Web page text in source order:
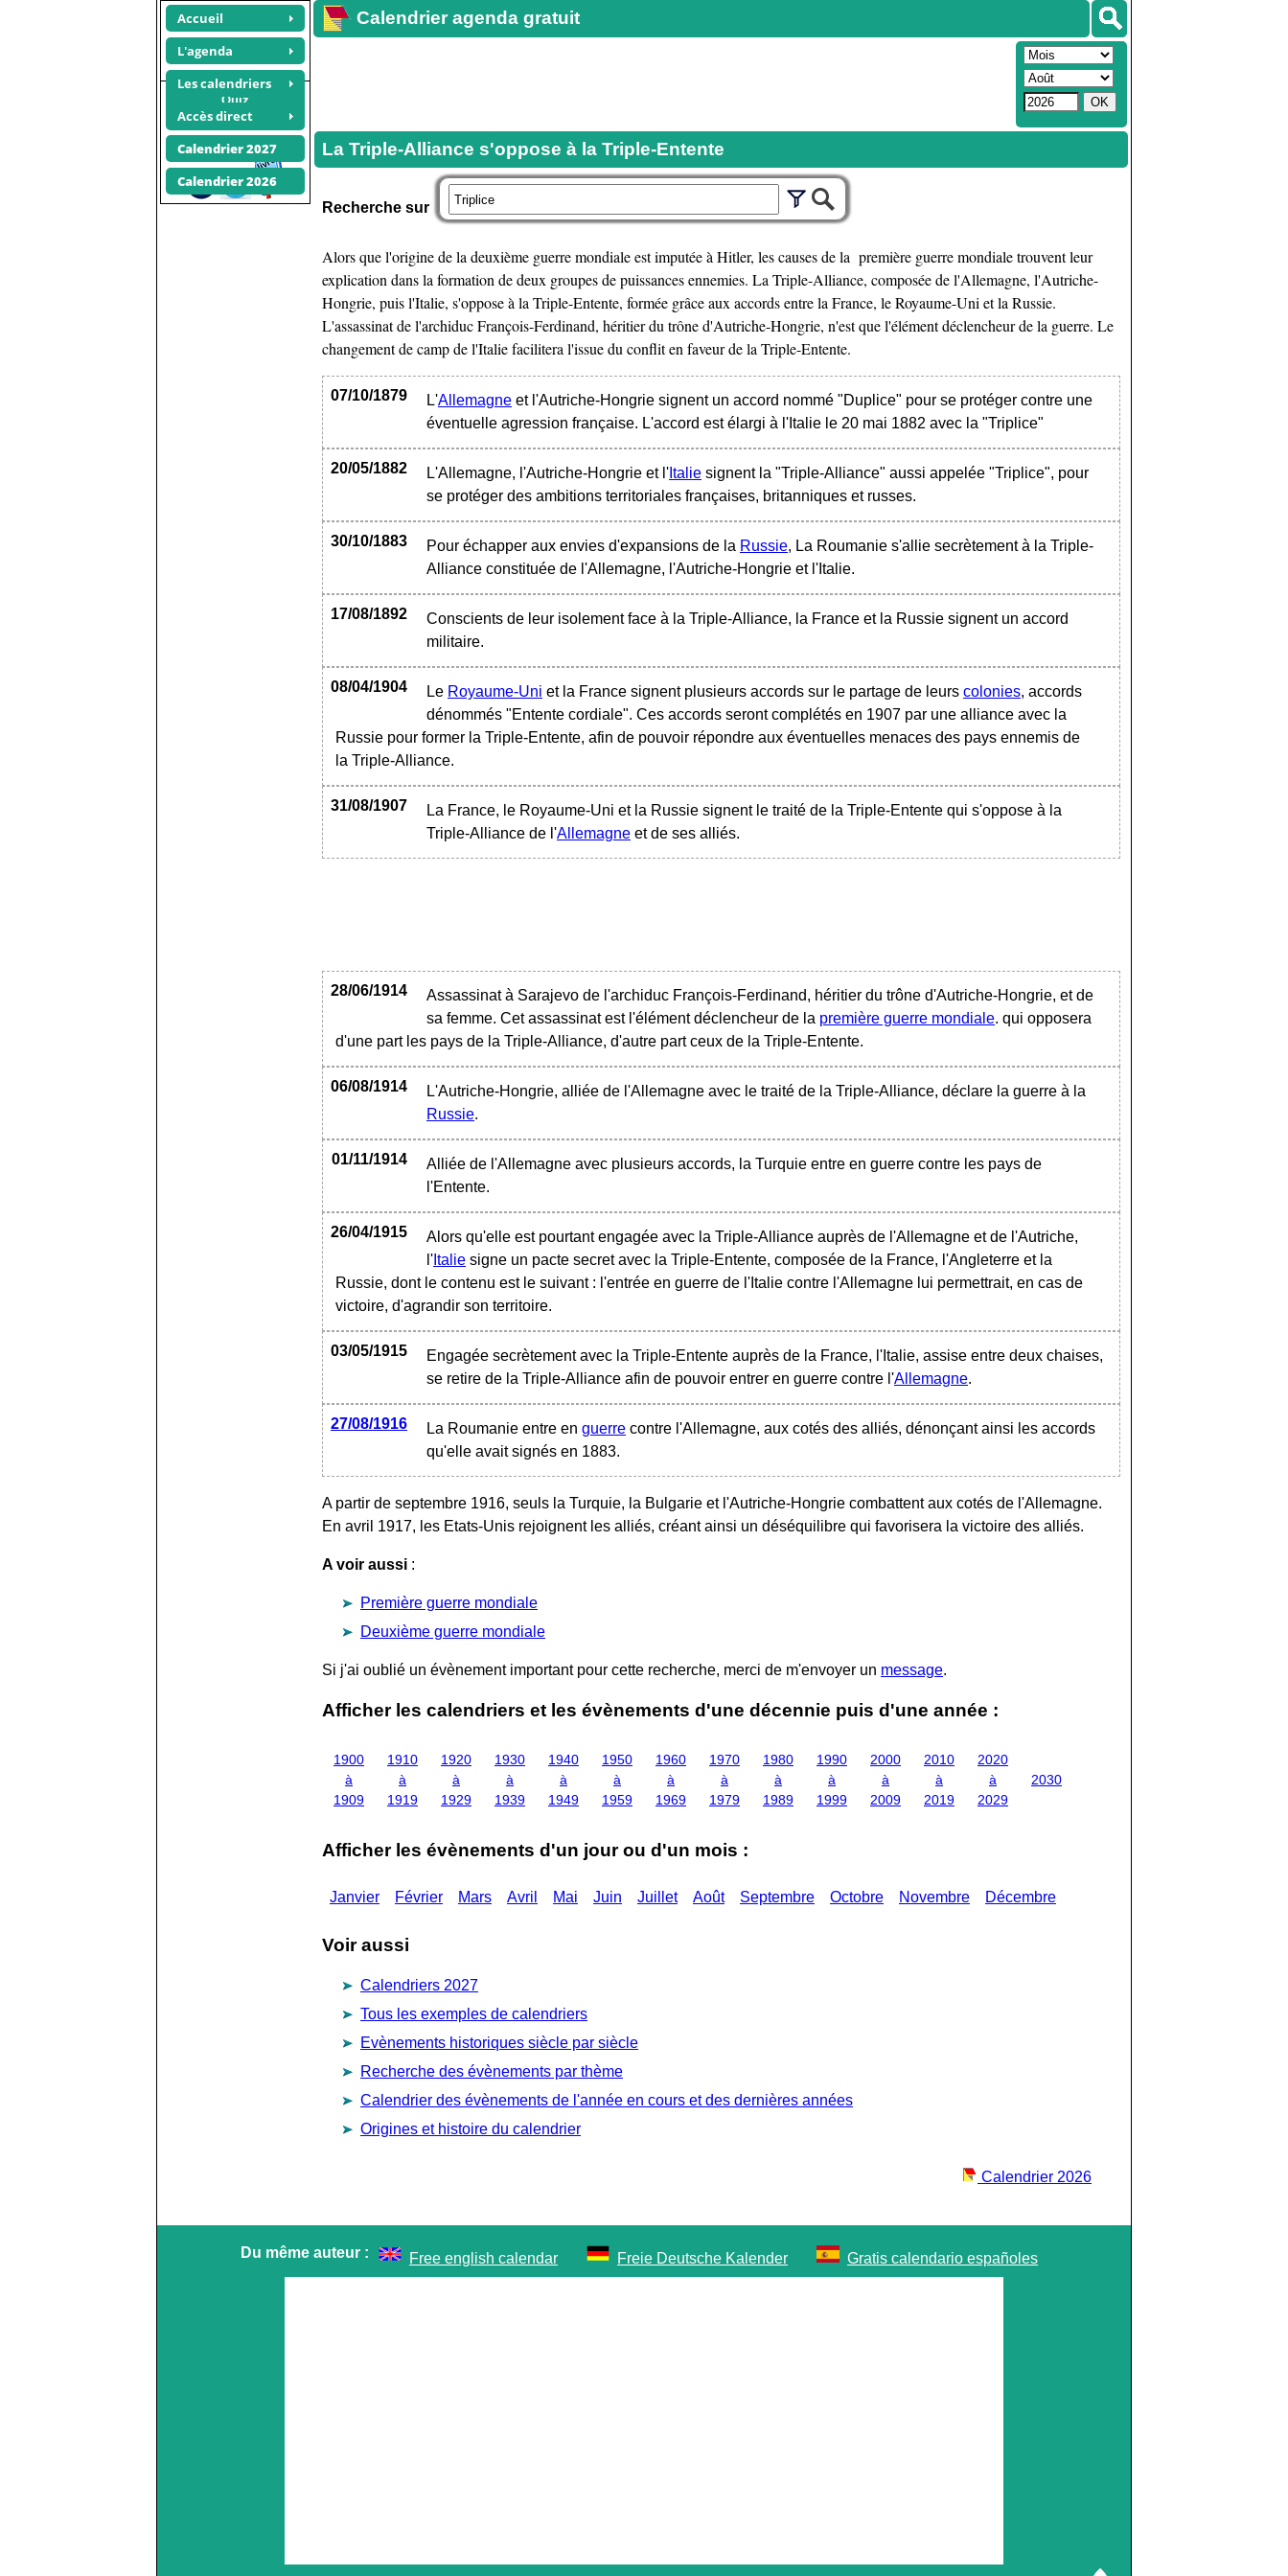
Accueil
L'agenda
Les calendriers
Accès direct
Calendrier 2027
Calendrier 2026
Calendrier agenda gratuit
La Triple-Alliance s'oppose à la Triple-Entente
Recherche sur
Alors que l'origine de la deuxième guerre mondiale est imputée à Hitler, les causes de la première guerre mondiale trouvent leur
explication dans la formation de deux groupes de puissances ennemies. La Triple-Alliance, composée de l'Allemagne, l'Autriche-
Hongrie, puis l'Italie, s'oppose à la Triple-Entente, formée grâce aux accords entre la France, le Royaume-Uni et la Russie.
L'assassinat de l'archiduc François-Ferdinand, héritier du trône d'Autriche-Hongrie, n'est que l'élément déclencheur de la guerre. Le
changement de camp de l'Italie facilitera l'issue du conflit en faveur de la Triple-Entente.
07/10/1879 L'Allemagne et l'Autriche-Hongrie signent un accord nommé "Duplice" pour se protéger contre une
éventuelle agression française. L'accord est élargi à l'Italie le 20 mai 1882 avec la "Triplice"
20/05/1882 L'Allemagne, l'Autriche-Hongrie et l' Italie signent la "Triple-Alliance" aussi appelée "Triplice", pour
se protéger des ambitions territoriales françaises, britanniques et russes.
30/10/1883 Pour échapper aux envies d'expansions de la Russie, La Roumanie s'allie secrètement à la Triple-
Alliance constituée de l'Allemagne, l'Autriche-Hongrie et l'Italie.
17/08/1892
Conscients de leur isolement face à la Triple-Alliance, la France et la Russie signent un accord
militaire.
08/04/1904 Le Royaume-Uni et la France signent plusieurs accords sur le partage de leurs colonies, accords
dénommés "Entente cordiale". Ces accords seront complétés en 1907 par une alliance avec la
Russie pour former la Triple-Entente, afin de pouvoir répondre aux éventuelles menaces des pays ennemis de
la Triple-Alliance.
31/08/1907
La France, le Royaume-Uni et la Russie signent le traité de la Triple-Entente qui s'oppose à la
Triple-Alliance de l'Allemagne et de ses alliés.
28/06/1914
Assassinat à Sarajevo de l'archiduc François-Ferdinand, héritier du trône d'Autriche-Hongrie, et de
sa femme. Cet assassinat est l'élément déclencheur de la première guerre mondiale. qui opposera
d'une part les pays de la Triple-Alliance, d'autre part ceux de la Triple-Entente.
06/08/1914
L'Autriche-Hongrie, alliée de l'Allemagne avec le traité de la Triple-Alliance, déclare la guerre à la
Russie.
01/11/1914
Alliée de l'Allemagne avec plusieurs accords, la Turquie entre en guerre contre les pays de
l'Entente.
26/04/1915
Alors qu'elle est pourtant engagée avec la Triple-Alliance auprès de l'Allemagne et de l'Autriche,
l' Italie signe un pacte secret avec la Triple-Entente, composée de la France, l'Angleterre et la
Russie, dont le contenu est le suivant : l'entrée en guerre de l'Italie contre l'Allemagne lui permettrait, en cas de
victoire, d'agrandir son territoire.
03/05/1915
Engagée secrètement avec la Triple-Entente auprès de la France, l'Italie, assise entre deux chaises,
se retire de la Triple-Alliance afin de pouvoir entrer en guerre contre l'Allemagne.
27/08/1916 La Roumanie entre en guerre contre l'Allemagne, aux cotés des alliés, dénonçant ainsi les accords
qu'elle avait signés en 1883.
A partir de septembre 1916, seuls la Turquie, la Bulgarie et l'Autriche-Hongrie combattent aux cotés de l'Allemagne.
En avril 1917, les Etats-Unis rejoignent les alliés, créant ainsi un déséquilibre qui favorisera la victoire des alliés.
A voir aussi :
Première guerre mondiale
Deuxième guerre mondiale
Si j'ai oublié un évènement important pour cette recherche, merci de m'envoyer un message.
Afficher les calendriers et les évènements d'une décennie puis d'une année :
1900
à
1909
1910
à
1919
1920
à
1929
1930
à
1939
1940
à
1949
1950
à
1959
1960
à
1969
1970
à
1979
1980
à
1989
1990
à
1999
2000
à
2009
2010
à
2019
2020
à
2029
2030
Afficher les évènements d'un jour ou d'un mois :
Janvier Février Mars Avril Mai Juin Juillet Août Septembre Octobre Novembre Décembre
Voir aussi
Calendriers 2027
Tous les exemples de calendriers
Evènements historiques siècle par siècle
Recherche des évènements par thème
Calendrier des évènements de l'année en cours et des dernières années
Origines et histoire du calendrier
Calendrier 2026
Quiz
Triplice
Recommander ce site
Du même auteur : Free english calendar Freie Deutsche Kalender Gratis calendario españoles